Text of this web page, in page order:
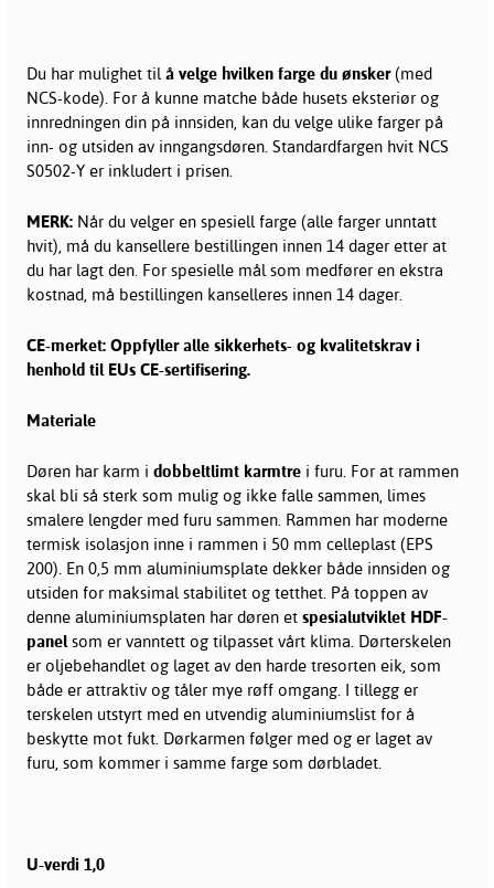
Du har mulighet tilå velge hvilken farge du ønsker(med
NCS-kode). For å kunne matche både husets eksteriør og
innredningen din på innsiden, kan du velge ulike farger på
inn- og utsiden av inngangsdøren. Standardfargen hvit NCS
S0502-Y er inkludert i prisen.
MERK: Når du velger en spesiell farge (alle farger unntatt
hvit), må du kansellere bestillingen innen 14 dager etter at
du har lagt den. For spesielle mål som medfører en ekstra
kostnad, må bestillingen kanselleres innen 14 dager.
CE-merket: Oppfyller alle sikkerhets- og kvalitetskrav i
henhold til EUs CE-sertifisering.
Materiale
Døren har karm i dobbeltlimt karmtre i furu. For at rammen
skal bli så sterk som mulig og ikke falle sammen, limes
smalere lengder med furu sammen. Rammen har moderne
termisk isolasjon inne i rammen i 50 mm celleplast (EPS
200). En 0,5 mm aluminiumsplate dekker både innsiden og
utsiden for maksimal stabilitet og tetthet. På toppen av
denne aluminiumsplaten har døren et spesialutviklet HDF-
panelsom er vanntett og tilpasset vårt klima. Dørterskelen
er oljebehandlet og laget av den harde tresorten eik, som
både er attraktiv og tåler mye røff omgang. I tillegg er
terskelen utstyrt med en utvendig aluminiumslist for å
beskytte mot fukt. Dørkarmen følger med og er laget av
furu, som kommer i samme farge som dørbladet.
U-verdi 1,0